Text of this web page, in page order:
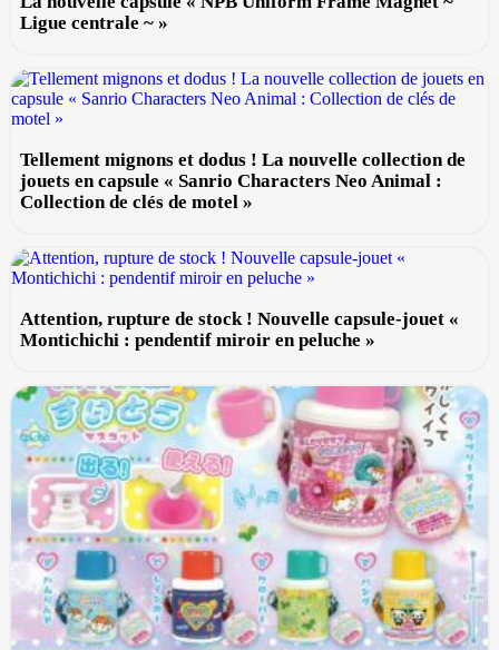
Ligue centrale ~ »
Tellement mignons et dodus ! La nouvelle collection de
jouets en capsule « Sanrio Characters Neo Animal :
Collection de clés de motel »
Attention, rupture de stock ! Nouvelle capsule-jouet «
Montichichi : pendentif miroir en peluche »